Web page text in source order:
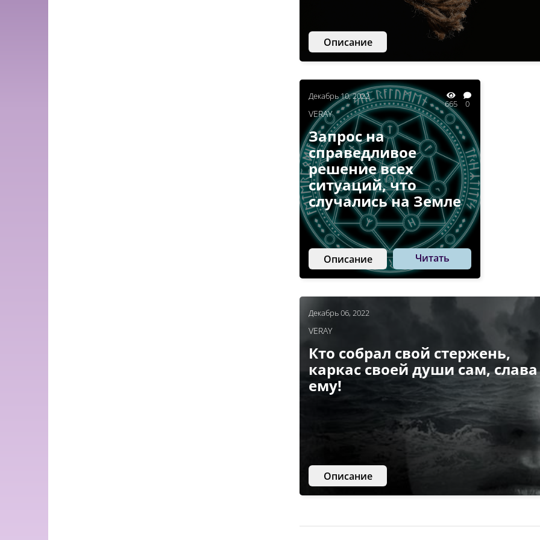
Описание
Декабрь 10, 2022
665 0
VERAY
Запрос на
справедливое
решение всех
ситуаций, что
случались на Земле
Описание Читать
Декабрь 06, 2022
VERAY
Кто собрал свой стержень,
каркас своей души сам, слава
ему!
Описание